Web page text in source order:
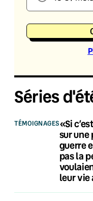
Séries
TÉMOIGNAGES«Si
sur une
guerre
pas la
leur vie